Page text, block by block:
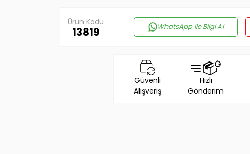
Ürün Kodu
13819 WhatsApp ile Bilgi Al
Güvenli
Alışveriş
Hızlı
Gönderim